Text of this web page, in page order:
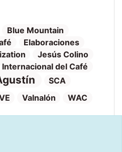
Blue Mountain
Elaboraciones
Jesús Colino
del Café
SCA
Valnalón
WAC